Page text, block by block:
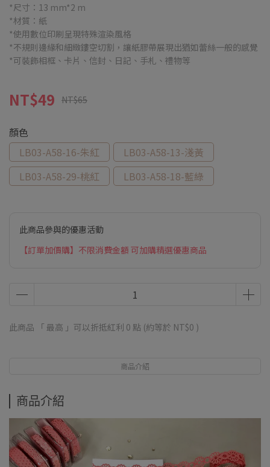
*尺寸：13 mm*2 m
*材質：紙
*使用數位印刷呈現特殊渲染風格
*不規則邊緣和細緻鏤空切割，讓紙膠帶展現出猶如蕾絲一般的感覺
*可裝飾相框、卡片、信封、日記、手札、禮物等
NT$49 NT$65
顏色
LB03-A58-16-朱紅
LB03-A58-13-淺黃
LB03-A58-29-桃紅
LB03-A58-18-藍綠
此商品參與的優惠活動
【訂單加價購】不限消費金額 可加購精選優惠商品
此商品 「 最高 」可以折抵紅利 0 點 (約等於 NT$0 )
商品介紹
商品介紹